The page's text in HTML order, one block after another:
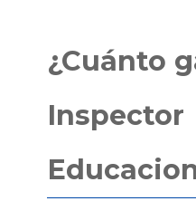
¿Cuánto
Inspector